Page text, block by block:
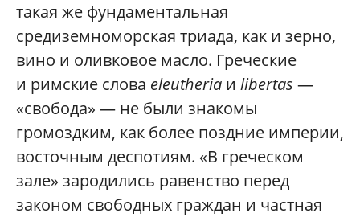
такая же фундаментальная
средиземноморская триада, как и зерно,
вино и оливковое масло. Греческие
и римские слова eleutheria и libertas —
«свобода» — не были знакомы
громоздким, как более поздние империи,
восточным деспотиям. «В греческом
зале» зародились равенство перед
законом свободных граждан и частная